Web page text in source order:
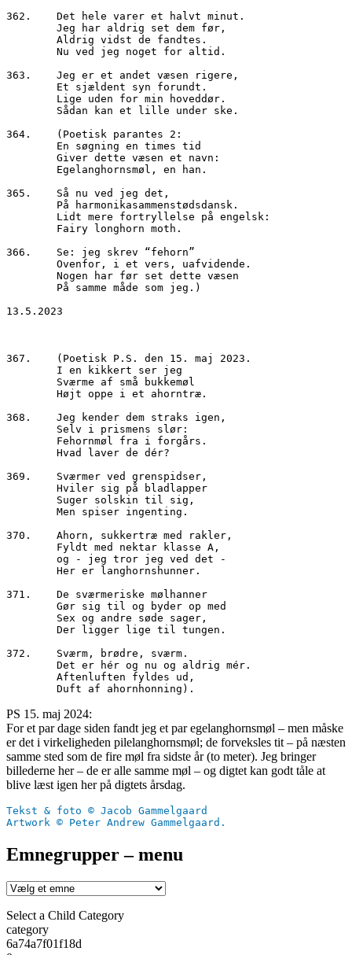
362.	Det hele varer et halvt minut.
        Jeg har aldrig set dem før,
        Aldrig vidst de fandtes.
        Nu ved jeg noget for altid.
363.	Jeg er et andet væsen rigere,
        Et sjældent syn forundt.
        Lige uden for min hoveddør.
        Sådan kan et lille under ske.
364.	(Poetisk parantes 2:
        En søgning en times tid
        Giver dette væsen et navn:
        Egelanghornsmøl, en han.
365.	Så nu ved jeg det,
        På harmonikasammenstødsdansk.
        Lidt mere fortryllelse på engelsk:
        Fairy longhorn moth.
366.	Se: jeg skrev “fehorn”
        Ovenfor, i et vers, uafvidende.
        Nogen har før set dette væsen
        På samme måde som jeg.)
13.5.2023
367.	(Poetisk P.S. den 15. maj 2023.
        I en kikkert ser jeg
        Sværme af små bukkemøl
        Højt oppe i et ahorntræ.
368.	Jeg kender dem straks igen,
        Selv i prismens slør:
        Fehornmøl fra i forgårs.
        Hvad laver de dér?
369.	Sværmer ved grenspidser,
        Hviler sig på bladlapper
        Suger solskin til sig,
        Men spiser ingenting.
370.	Ahorn, sukkertræ med rakler,
        Fyldt med nektar klasse A,
        og - jeg tror jeg ved det -
        Her er langhornshunner.
371.	De sværmeriske mølhanner
        Gør sig til og byder op med
        Sex og andre søde sager,
        Der ligger lige til tungen.
372.	Sværm, brødre, sværm.
        Det er hér og nu og aldrig mér.
        Aftenluften fyldes ud,
        Duft af ahornhonning).
PS 15. maj 2024:
For et par dage siden fandt jeg et par egelanghornsmøl – men måske
er det i virkeligheden pilelanghornsmøl; de forveksles tit – på næsten
samme sted som de fire møl fra sidste år (to meter). Jeg bringer
billederne her – de er alle samme møl – og digtet kan godt tåle at
blive læst igen her på digtets årsdag.
Tekst & foto © Jacob Gammelgaard
Artwork © Peter Andrew Gammelgaard.
Emnegrupper – menu
Select a Child Category
category
6a74a7f01f18d